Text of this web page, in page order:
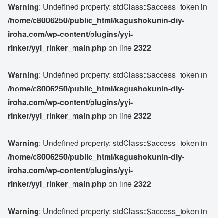
Warning: Undefined property: stdClass::$access_token in
/home/c8006250/public_html/kagushokunin-diy-
iroha.com/wp-content/plugins/yyi-
rinker/yyi_rinker_main.phpon line2322
Warning: Undefined property: stdClass::$access_token in
/home/c8006250/public_html/kagushokunin-diy-
iroha.com/wp-content/plugins/yyi-
rinker/yyi_rinker_main.phpon line2322
Warning: Undefined property: stdClass::$access_token in
/home/c8006250/public_html/kagushokunin-diy-
iroha.com/wp-content/plugins/yyi-
rinker/yyi_rinker_main.phpon line2322
Warning: Undefined property: stdClass::$access_token in